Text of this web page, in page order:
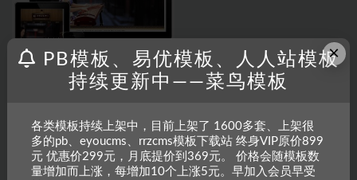
RRZCMS模板
(带手机版)
5 年前 25 19.9
×
PB模板、易优模板、人人站模板
持续更新中——菜鸟模板
各类模板持续上架中，目前上架了 1600多套、上架很
多的pb、eyoucms、rrzcms模板下载站 终身VIP原价899
元 优惠价299元，月底提价到369元。 价格会随模板数
量增加而上涨，每增加10个上涨5元。早加入会员早受